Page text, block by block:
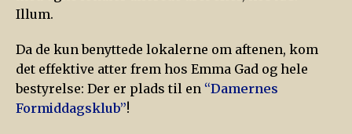
Illum.
Da de kun benyttede lokalerne om aftenen, kom
det effektive atter frem hos Emma Gad og hele
bestyrelse: Der er plads til en “Damernes
Formiddagsklub”!